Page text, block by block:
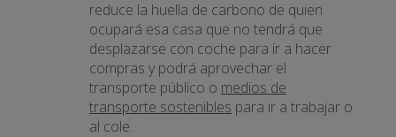
reduce la huella de carbono de quien
ocupará esa casa que no tendrá que
desplazarse con coche para ir a hacer
compras y podrá aprovechar el
transporte público o medios de
transporte sostenibles para ir a trabajar o
al cole.